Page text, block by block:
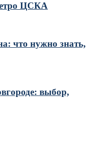
ЦСКА
что нужно знать,
выбор,